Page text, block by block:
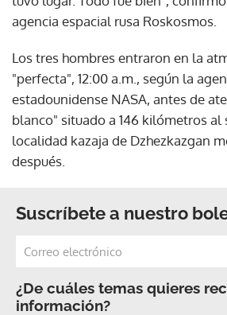
agencia espacial rusa Roskosmos.
Los tres hombres entraron en la
"perfecta", 12:00 a.m., según la
estadounidense NASA, antes de
blanco" situado a 146 kilómetros al
localidad kazaja de Dzhezkazgan
después.
Suscríbete a nuestro
¿De cuáles temas quieres
información?